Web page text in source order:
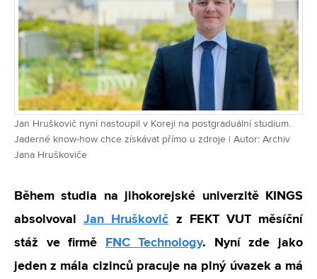
Jan Hruškovič nyní nastoupil v Koreji na postgraduální studium.
Jaderné know-how chce získávat přímo u zdroje | Autor: Archiv
Jana Hruškoviče
Během studia na jihokorejské univerzitě KINGS
absolvovalJan Hruškovič z FEKT VUT měsíční
stáž ve firmě FNC Technology. Nyní zde jako
jeden z mála cizinců pracuje na plný úvazek a má